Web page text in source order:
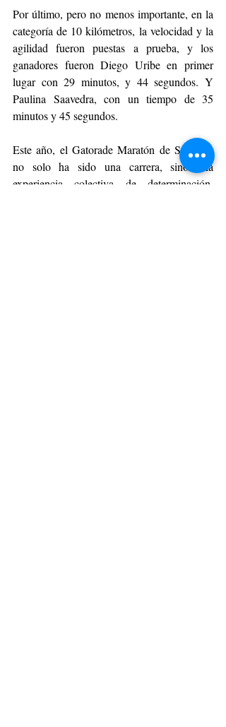
Por último, pero no menos importante, en la
categoría de 10 kilómetros, la velocidad y la
agilidad fueron puestas a prueba, y los
ganadores fueron Diego Uribe en primer
lugar con 29 minutos, y 44 segundos. Y
Paulina Saavedra, con un tiempo de 35
minutos y 45 segundos.
Este año, el Gatorade Maratón de Santiago
no solo ha sido una carrera, sino una
experiencia colectiva de determinación,